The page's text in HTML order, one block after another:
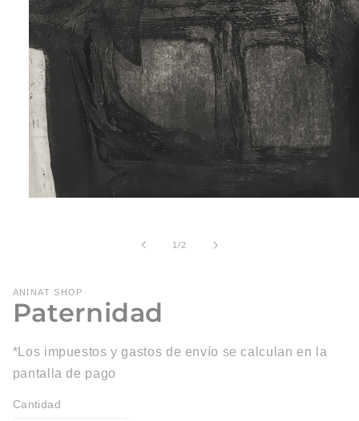
modal
1/de
2
ANINAT SHOP
Paternidad
*Los impuestos y gastos de envío se calculan en la
pantalla de pago
Cantidad